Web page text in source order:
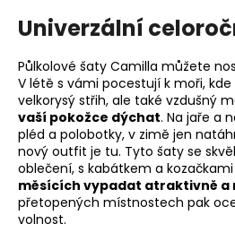
Univerzální
Půlkolové šaty Camilla můžete
V létě s vámi pocestují k moři,
velkorysý střih, ale také vzdušný
vaší pokožce dýchat. Na jaře a
pléd a polobotky, v zimě jen
nový outfit je tu. Tyto šaty se
oblečení, s kabátkem a
měsících vypadat atraktivně a
přetopených místnostech pak
volnost.